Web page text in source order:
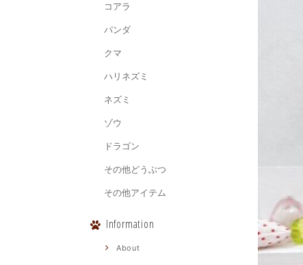
コアラ
パンダ
クマ
ハリネズミ
ネズミ
ゾウ
ドラゴン
その他どうぶつ
その他アイテム
Information
About